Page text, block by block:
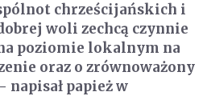
chrześcijańskich i
woli zechcą czynnie
poziomie lokalnym na
oraz o zrównoważony
papież w